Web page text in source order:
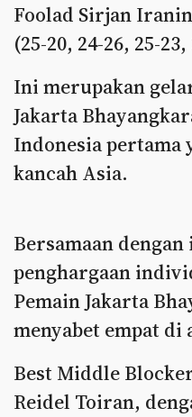
Foolad Sirjan
(25-20, 24-26, 25-23,
Ini merupakan
Jakarta
Indonesia pertama
kancah Asia.
Bersamaan
penghargaan
Pemain Jakarta
menyabet empat di
Best Middle
Reidel Toiran,